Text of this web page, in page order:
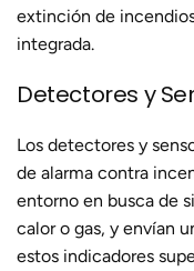
extinción de
integrada.
Detectores y
Los detectores y
de alarma contra
entorno en busca de
calor o gas, y envían
estos indicadores